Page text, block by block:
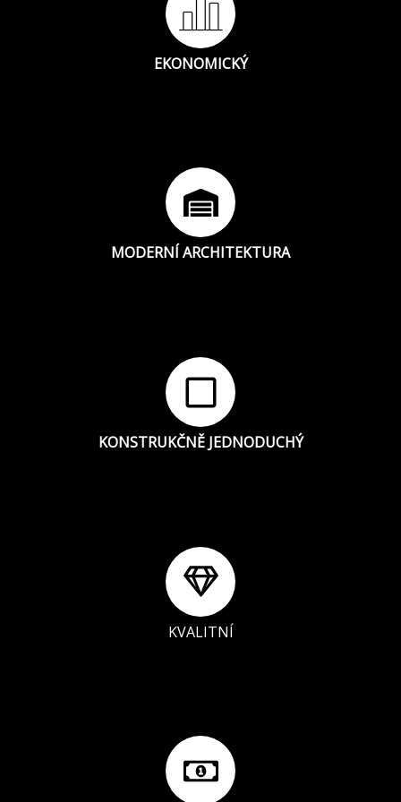
EKONOMICKÝ
MODERNÍ ARCHITEKTURA
KONSTRUKČNĚ JEDNODUCHÝ
KVALITNÍ